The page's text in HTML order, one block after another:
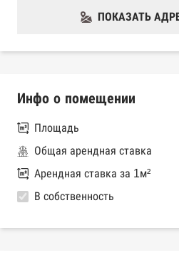
ПОКАЗАТЬ
Инфо о помещении
Площадь
Общая арендная ставка
Арендная ставка за 1м²
В собственность